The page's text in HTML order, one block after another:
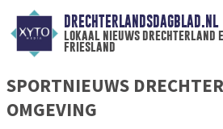
DRECHTERLANDSDAGBLAD.NL
lokaal nieuws drechterland
friesland
SPORTNIEUWS
OMGEVING